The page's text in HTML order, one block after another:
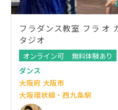
フラダンス教室 フラ オ
タジオ
オンライン可
無料体験あり
ダンス
大阪府 大阪市
大阪環状線・西九条駅